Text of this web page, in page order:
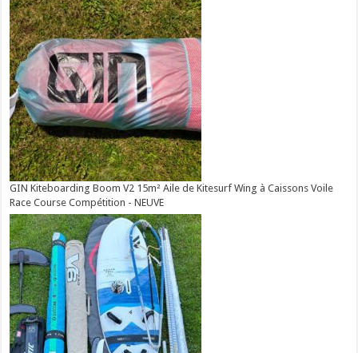
GIN Kiteboarding Boom V2 15m² Aile de Kitesurf Wing à Caissons Voile
Race Course Compétition - NEUVE